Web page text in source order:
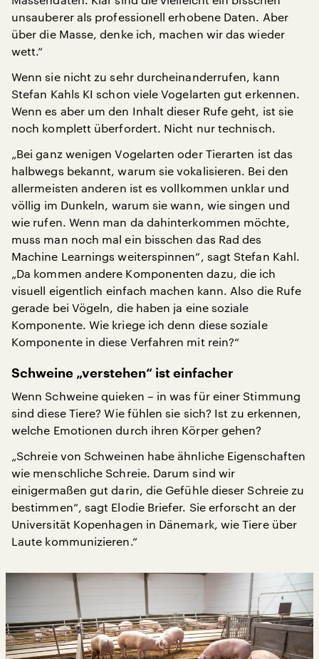
unsauberer als professionell erhobene Daten. Aber
über die Masse, denke ich, machen wir das wieder
wett.“
Wenn sie nicht zu sehr durcheinanderrufen, kann
Stefan Kahls KI schon viele Vogelarten gut erkennen.
Wenn es aber um den Inhalt dieser Rufe geht, ist sie
noch komplett überfordert. Nicht nur technisch.
„Bei ganz wenigen Vogelarten oder Tierarten ist das
halbwegs bekannt, warum sie vokalisieren. Bei den
allermeisten anderen ist es vollkommen unklar und
völlig im Dunkeln, warum sie wann, wie singen und
wie rufen. Wenn man da dahinterkommen möchte,
muss man noch mal ein bisschen das Rad des
Machine Learnings weiterspinnen“, sagt Stefan Kahl.
„Da kommen andere Komponenten dazu, die ich
visuell eigentlich einfach machen kann. Also die Rufe
gerade bei Vögeln, die haben ja eine soziale
Komponente. Wie kriege ich denn diese soziale
Komponente in diese Verfahren mit rein?“
Schweine „verstehen“ ist einfacher
Wenn Schweine quieken – in was für einer Stimmung
sind diese Tiere? Wie fühlen sie sich? Ist zu erkennen,
welche Emotionen durch ihren Körper gehen?
„Schreie von Schweinen habe ähnliche Eigenschaften
wie menschliche Schreie. Darum sind wir
einigermaßen gut darin, die Gefühle dieser Schreie zu
bestimmen“, sagt Elodie Briefer. Sie erforscht an der
Universität Kopenhagen in Dänemark, wie Tiere über
Laute kommunizieren.“